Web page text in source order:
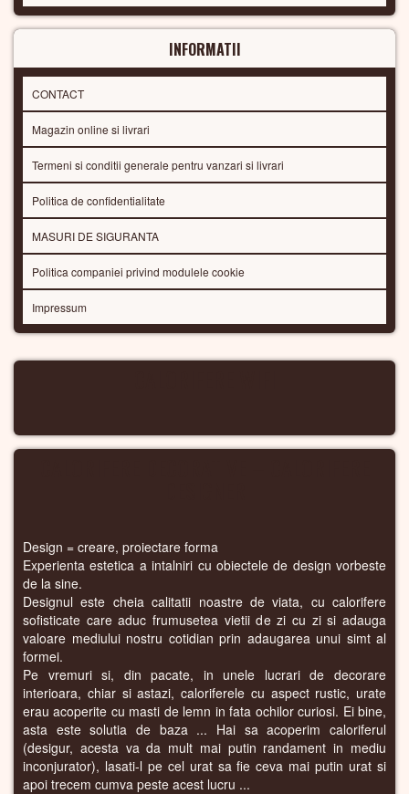
INFORMATII
CONTACT
Magazin online si livrari
Termeni si conditii generale pentru vanzari si livrari
Politica de confidentialitate
MASURI DE SIGURANTA
Politica companiei privind modulele cookie
Impressum
Design = creare, proiectare forma
Experienta estetica a intalniri cu obiectele de design vorbeste
de la sine.
Designul este cheia calitatii noastre de viata, cu calorifere
sofisticate care aduc frumusetea vietii de zi cu zi si adauga
valoare mediului nostru cotidian prin adaugarea unui simt al
formei.
Pe vremuri si, din pacate, in unele lucrari de decorare
interioara, chiar si astazi, caloriferele cu aspect rustic, urate
erau acoperite cu masti de lemn in fata ochilor curiosi. Ei bine,
asta este solutia de baza ... Hai sa acoperim caloriferul
(desigur, acesta va da mult mai putin randament in mediu
inconjurator), lasati-l pe cel urat sa fie ceva mai putin urat si
apoi trecem cumva peste acest lucru ...